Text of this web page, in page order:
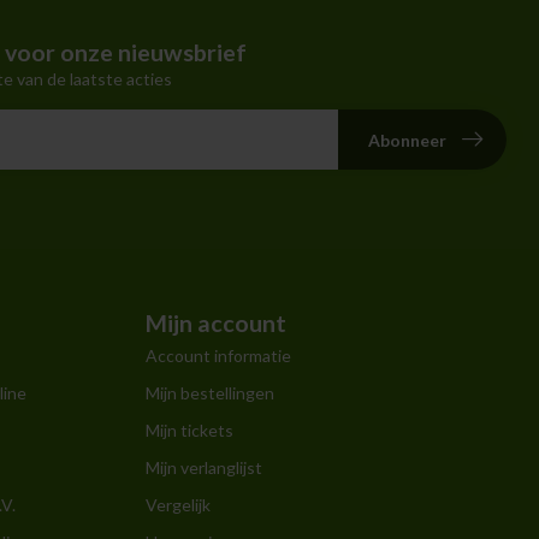
voor onze nieuwsbrief
van de laatste acties
Abonneer
Mijn account
Account informatie
Mijn bestellingen
Mijn tickets
Mijn verlanglijst
Vergelijk